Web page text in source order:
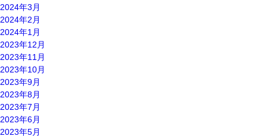
2024年3月
2024年2月
2024年1月
2023年12月
2023年11月
2023年10月
2023年9月
2023年8月
2023年7月
2023年6月
2023年5月